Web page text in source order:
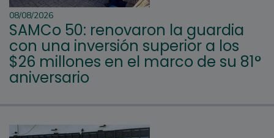
08/08/2026
SAMCo 50: renovaron la guardia
con una inversión superior a los
$26 millones en el marco de su 81°
aniversario